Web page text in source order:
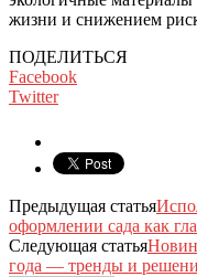
жизни и снижением
ПОДЕЛИТЬСЯ
Facebook
Twitter
Предыдущая статья
оформлении сада как
Следующая статья
года — тренды и